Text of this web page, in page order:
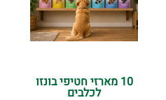
10 מארזי חטיפי בונזו
לכלבים